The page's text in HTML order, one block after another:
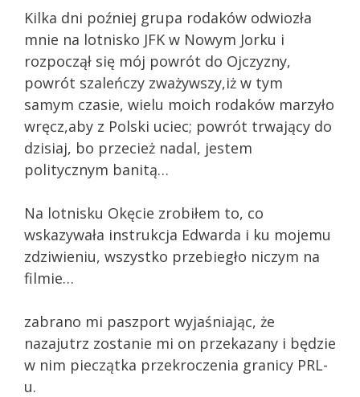
Kilka dni poźniej grupa rodaków odwiozła
mnie na lotnisko JFK w Nowym Jorku i
rozpoczął się mój powrót do Ojczyzny,
powrót szaleńczy zważywszy,iż w tym
samym czasie, wielu moich rodaków marzyło
wręcz,aby z Polski uciec; powrót trwający do
dzisiaj, bo przecież nadal, jestem
politycznym banitą…
Na lotnisku Okęcie zrobiłem to, co
wskazywała instrukcja Edwarda i ku mojemu
zdziwieniu, wszystko przebiegło niczym na
filmie…
zabrano mi paszport wyjaśniając, że
nazajutrz zostanie mi on przekazany i będzie
w nim pieczątka przekroczenia granicy PRL-
u.